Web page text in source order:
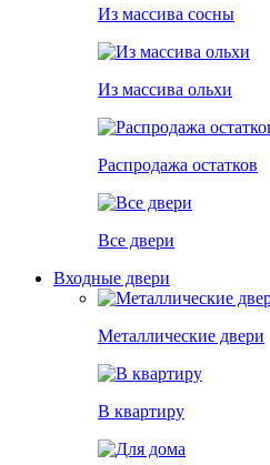
Из массива сосны
Из массива ольхи
Распродажа остатков
Все двери
Входные двери
Металлические двери
В квартиру